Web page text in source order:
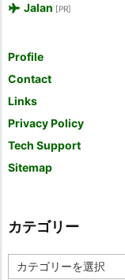
Jalan [PR]
Profile
Contact
Links
Privacy Policy
Tech Support
Sitemap
カテゴリー
テ